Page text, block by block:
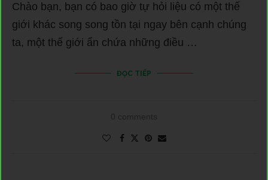
Chào bạn, bạn có bao giờ tự hỏi liệu có một thế
giới khác song song tồn tại ngay bên cạnh chúng
ta, một thế giới ẩn chứa những điều …
ĐỌC TIẾP
0 comments